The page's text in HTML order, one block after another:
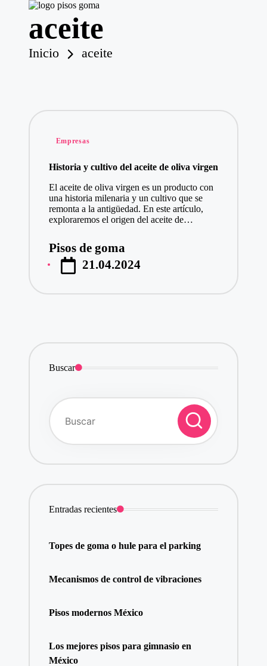
is
o
s
a
aceite
Inicio aceite
Publicado
Empresas
Historia y cultivo del aceite de oliva virgen
El aceite de oliva virgen es un producto con
una historia milenaria y un cultivo que se
remonta a la antigüedad. En este artículo,
exploraremos el origen del aceite de…
Publicado
por
Pisos de goma
21.04.2024
Buscar
Entradas recientes
Topes de goma o hule para el parking
Mecanismos de control de vibraciones
Pisos modernos México
Los mejores pisos para gimnasio en
México